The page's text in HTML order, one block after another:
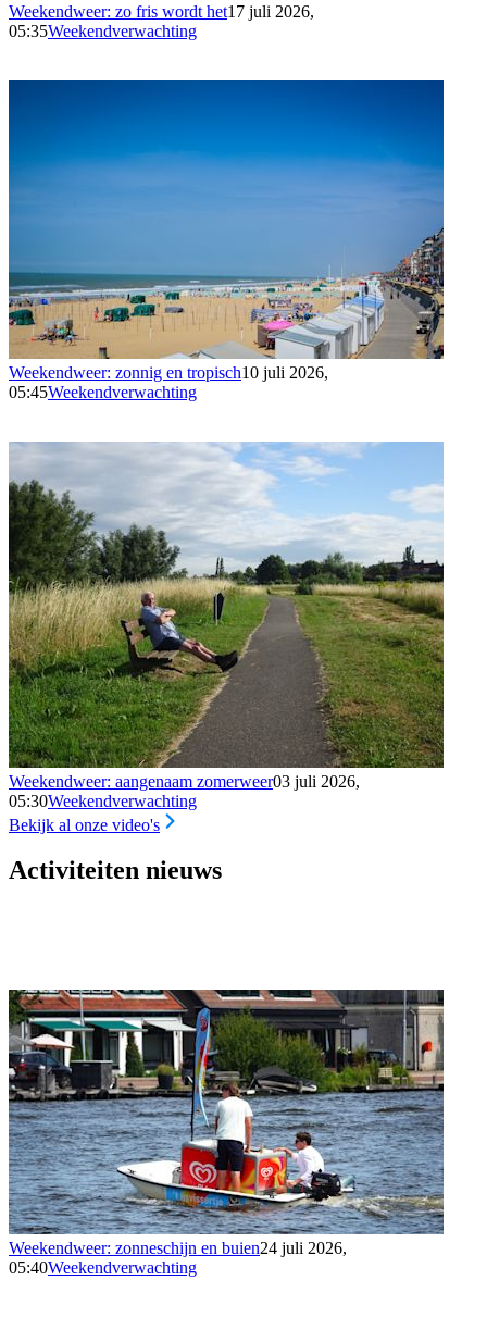
Weekendweer: zo fris wordt het17 juli 2026,
05:35Weekendverwachting
Weekendweer: zonnig en tropisch10 juli 2026,
05:45Weekendverwachting
Weekendweer: aangenaam zomerweer03 juli 2026,
05:30Weekendverwachting
Bekijk al onze video's
Activiteiten nieuws
Weekendweer: zonneschijn en buien24 juli 2026,
05:40Weekendverwachting